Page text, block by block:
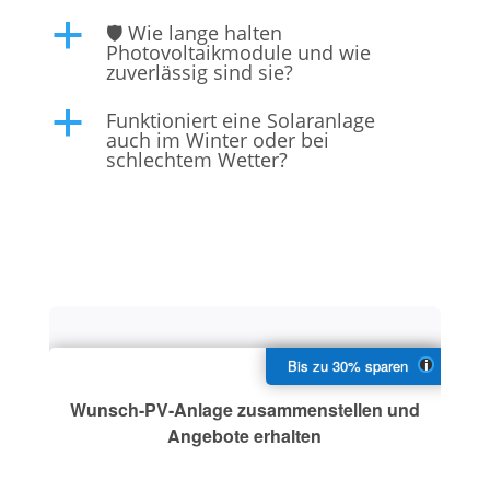
a 🛡️ Wie lange halten
Photovoltaikmodule und wie
zuverlässig sind sie?
a Funktioniert eine Solaranlage
auch im Winter oder bei
schlechtem Wetter?
Wunsch-PV-Anlage zusammenstellen und
Angebote erhalten